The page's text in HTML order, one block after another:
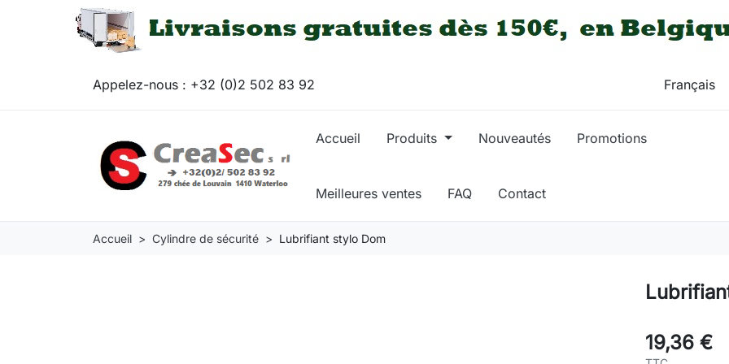
Appelez-nous : +32 (0)2 502 83 92
Accueil Produits Nouveautés Promotions
Meilleures ventes FAQ Contact
Accueil Cylindre de sécurité Lubrifiant stylo Dom
19,36 €